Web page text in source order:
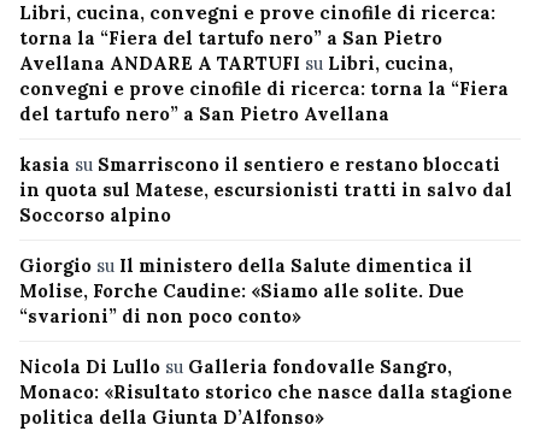
Libri, cucina, convegni e prove cinofile di ricerca:
torna la “Fiera del tartufo nero” a San Pietro
Avellana ANDARE A TARTUFI su Libri, cucina,
convegni e prove cinofile di ricerca: torna la “Fiera
del tartufo nero” a San Pietro Avellana
kasia su Smarriscono il sentiero e restano bloccati
in quota sul Matese, escursionisti tratti in salvo dal
Soccorso alpino
Giorgio su Il ministero della Salute dimentica il
Molise, Forche Caudine: «Siamo alle solite. Due
“svarioni” di non poco conto»
Nicola Di Lullo su Galleria fondovalle Sangro,
Monaco: «Risultato storico che nasce dalla stagione
politica della Giunta D’Alfonso»